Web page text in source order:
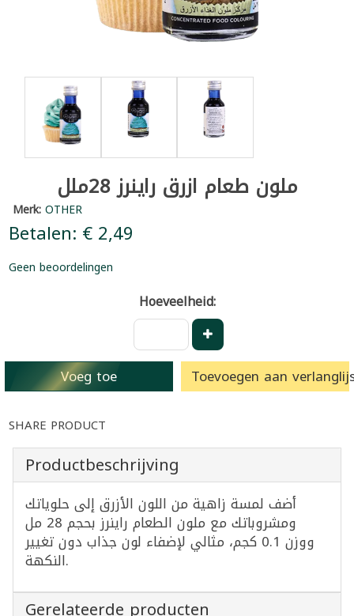
ملون طعام ازرق راينرز 28ملل
Merk:OTHER
Betalen: € 2,49
Geen beoordelingen
Hoeveelheid:
Voeg toe Toevoegen aan
SHARE PRODUCT
Productbeschrijving
أضف لمسة زاهية من اللون الأزرق إلى حلوياتك
ومشروباتك مع ملون الطعام راينرز بحجم 28 مل
ووزن 0.1 كجم، مثالي لإضفاء لون جذاب دون تغيير
النكهة.
Gerelateerde producten